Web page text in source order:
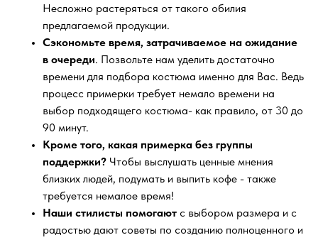
Несложно растеряться от такого обилия
предлагаемой продукции.
Сэкономьте время, затрачиваемое на ожидание
в очереди. Позвольте нам уделить достаточно
времени для подбора костюма именно для Вас. Ведь
процесс примерки требует немало времени на
выбор подходящего костюма- как правило, от 30 до
90 минут.
Кроме того, какая примерка без группы
поддержки? Чтобы выслушать ценные мнения
близких людей, подумать и выпить кофе - также
требуется немалое время!
Наши стилисты помогают с выбором размера и с
радостью дают советы по созданию полноценного и